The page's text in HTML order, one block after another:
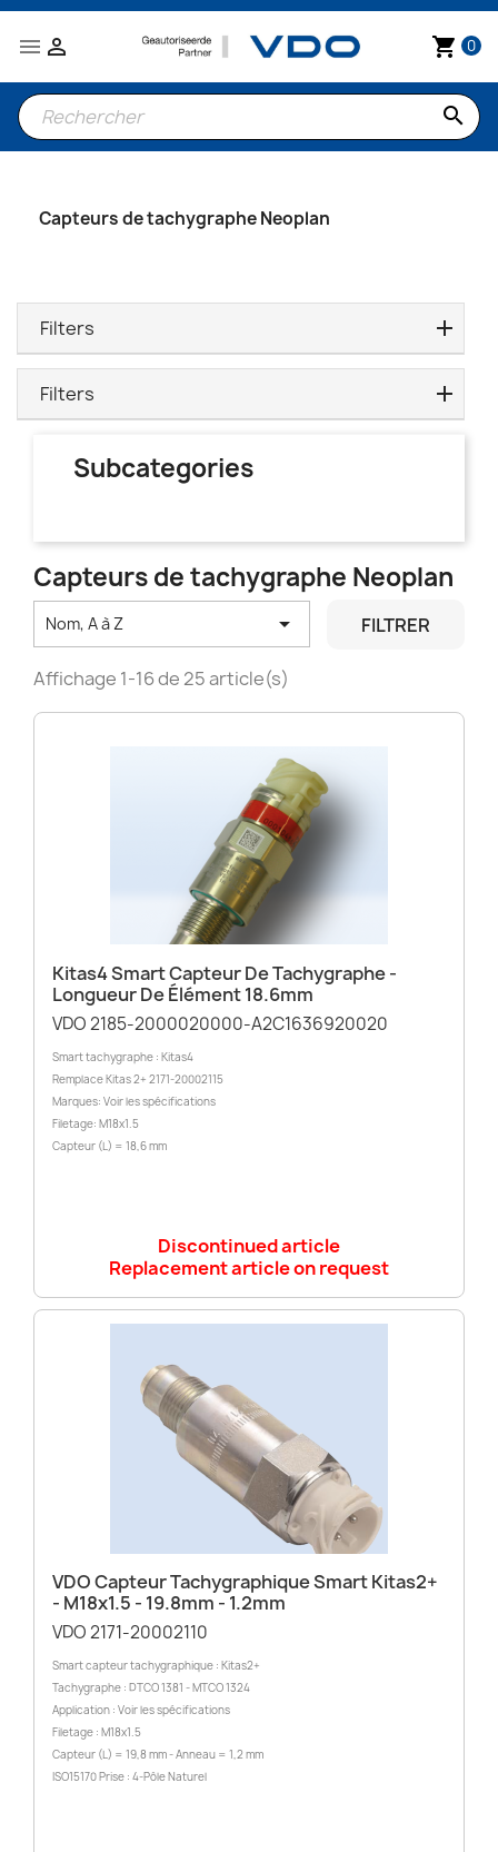
 shopping_cart 0

search
Capteurs de tachygraphe Neoplan
Filters
Filters
Subcategories
Capteurs de tachygraphe Neoplan
Nom, A à Z  FILTRER
Affichage 1-16 de 25 article(s)
Kitas4 Smart Capteur De Tachygraphe -
Longueur De Élément 18.6mm
VDO 2185-2000020000-A2C1636920020
Smart tachygraphe : Kitas4
Remplace Kitas 2+ 2171-20002115
Marques: Voir les spécifications
Filetage: M18x1.5
Capteur (L) = 18,6 mm
Discontinued article
Replacement article on request
VDO Capteur Tachygraphique Smart Kitas2+
- M18x1.5 - 19.8mm - 1.2mm
VDO 2171-20002110
Smart capteur tachygraphique : Kitas2+
Tachygraphe : DTCO 1381 - MTCO 1324
Application : Voir les spécifications
Filetage : M18x1.5
Capteur (L) = 19,8 mm - Anneau = 1,2 mm
ISO15170 Prise : 4-Pôle Naturel